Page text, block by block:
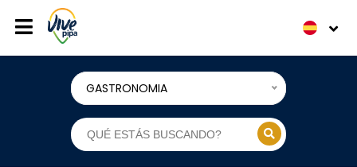
GASTRONOMIA